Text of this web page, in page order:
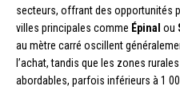
secteurs, offrant des opportunités
villes principales comme Épinal ou
au mètre carré oscillent
l’achat, tandis que les zones
abordables, parfois inférieurs à 1